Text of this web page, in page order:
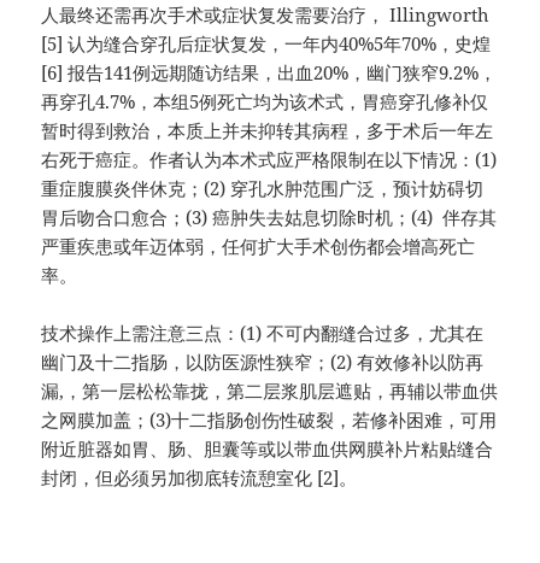
人最终还需再次手术或症状复发需要治疗， Illingworth
[5] 认为缝合穿孔后症状复发，一年内40%5年70%，史煌
[6] 报告141例远期随访结果，出血20%，幽门狭窄9.2%，
再穿孔4.7%，本组5例死亡均为该术式，胃癌穿孔修补仅
暂时得到救治，本质上并未抑转其病程，多于术后一年左
右死于癌症。作者认为本术式应严格限制在以下情况：(1)
重症腹膜炎伴休克；(2) 穿孔水肿范围广泛，预计妨碍切
胃后吻合口愈合；(3) 癌肿失去姑息切除时机；(4) 伴存其
严重疾患或年迈体弱，任何扩大手术创伤都会增高死亡
率。
技术操作上需注意三点：(1) 不可内翻缝合过多，尤其在
幽门及十二指肠，以防医源性狭窄；(2) 有效修补以防再
漏,，第一层松松靠拢，第二层浆肌层遮贴，再辅以带血供
之网膜加盖；(3)十二指肠创伤性破裂，若修补困难，可用
附近脏器如胃、肠、胆囊等或以带血供网膜补片粘贴缝合
封闭，但必须另加彻底转流憩室化 [2]。